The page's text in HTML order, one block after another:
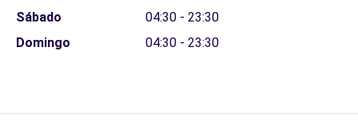
Sábado
04:30 - 23:30
Domingo
04:30 - 23:30